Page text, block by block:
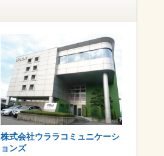
株式会社ウララコミュニケーシ
ョンズ